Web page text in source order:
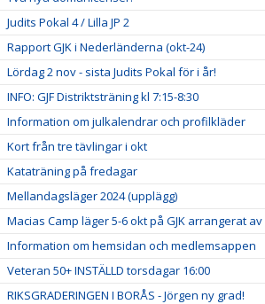
Judits Pokal 4 / Lilla JP 2
Rapport GJK i Nederländerna (okt-24)
Lördag 2 nov - sista Judits Pokal för i år!
INFO: GJF Distriktsträning kl 7:15-8:30
Information om julkalendrar och profilkläder
Kort från tre tävlingar i okt
Kataträning på fredagar
Mellandagsläger 2024 (upplägg)
Macias Camp läger 5-6 okt på GJK arrangerat av
Information om hemsidan och medlemsappen
Veteran 50+ INSTÄLLD torsdagar 16:00
RIKSGRADERINGEN I BORÅS - Jörgen ny grad!